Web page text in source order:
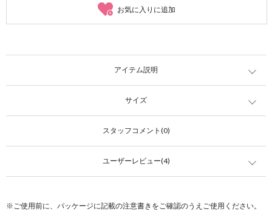
お気に入りに追加
アイテム説明
サイズ
スタッフコメント(0)
ユーザーレビュー(4)
※ご使用前に、パッケージに記載の注意書きをご確認のうえご使用ください。